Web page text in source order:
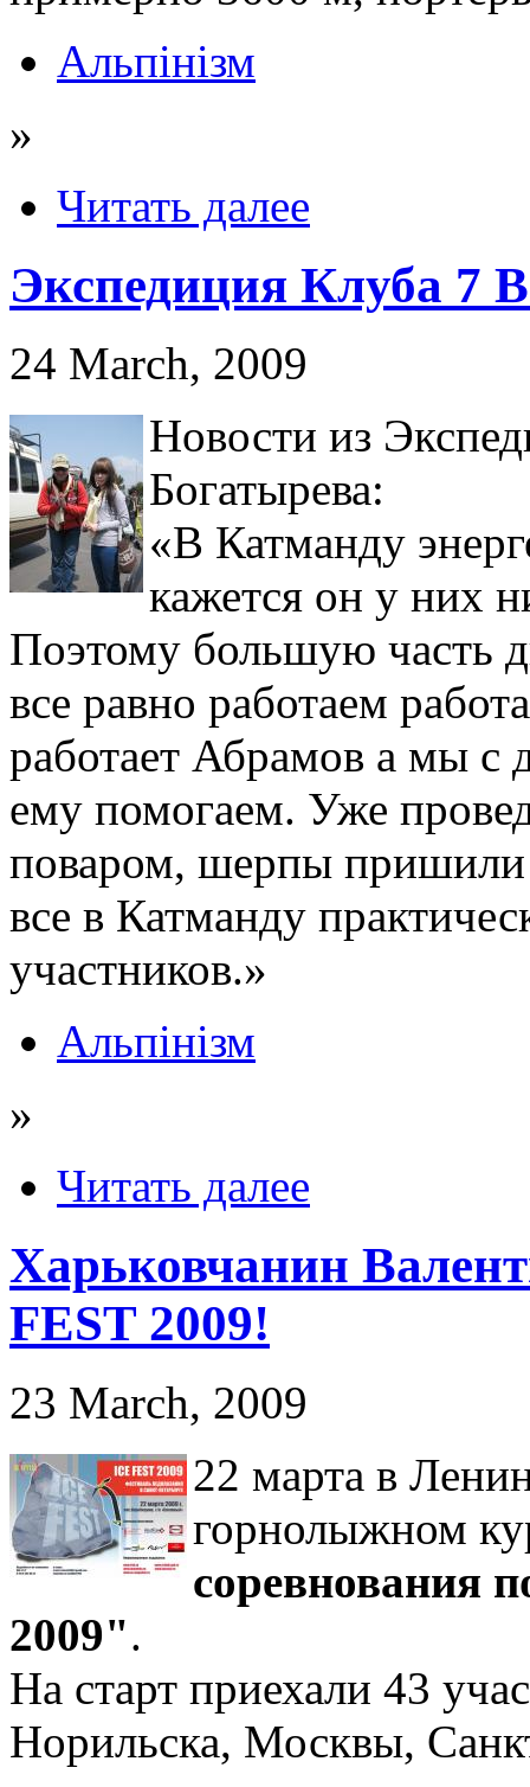
Альпінізм
»
Читать далее
Экспедиция Клуба 7
24 March, 2009
Новости из
Богатырева:
«В Катманду
кажется он у них
Поэтому большую часть
все равно работаем
работает Абрамов а мы
ему помогаем. Уже
поваром, шерпы пришили
все в Катманду
участников.»
Альпінізм
»
Читать далее
Харьковчанин
FEST 2009!
23 March, 2009
22 марта в
горнолыжном
соревнования
2009".
На старт приехали 43
Норильска, Москвы,